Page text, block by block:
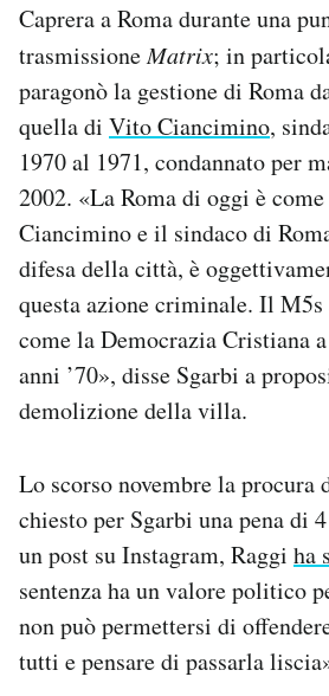
Caprera a Roma durante una
trasmissioneMatrix; in
paragonò la gestione di Roma
quella di Vito Ciancimino,
1970 al 1971, condannato per
2002. «La Roma di oggi è
Ciancimino e il sindaco di
difesa della città, è
questa azione criminale. Il M5s
come la Democrazia Cristiana
anni ’70», disse Sgarbi a
demolizione della villa.
Lo scorso novembre la procura
chiesto per Sgarbi una pena di
un post su Instagram, Raggi ha
sentenza ha un valore politico
non può permettersi di
tutti e pensare di passarla